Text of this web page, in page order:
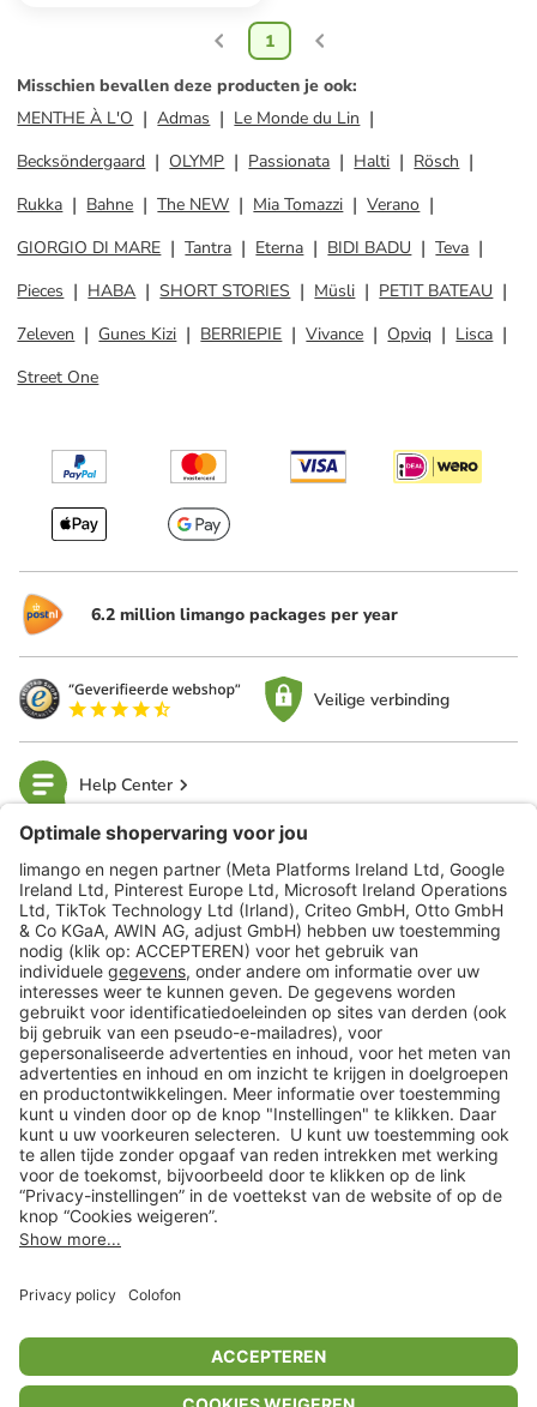
1
Misschien bevallen deze producten je ook:
MENTHE À L'O
Admas
Le Monde du Lin
Becksöndergaard
OLYMP Passionata Halti
Rösch
Rukka
Bahne The NEW Mia Tomazzi
Verano
GIORGIO DI MARE
Tantra Eterna BIDI BADU
Teva
Pieces
HABA SHORT STORIES Müsli
PETIT BATEAU
7eleven
Gunes Kizi BERRIEPIE Vivance Opviq
Lisca
Street One
6.2 million limango packages per year
Veilige verbinding
Help Center
limango
Veilig winkelen
Klantenservice
Shop
Acties
limango.de limango.pl